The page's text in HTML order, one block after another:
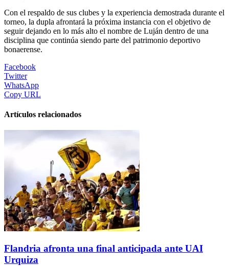
Con el respaldo de sus clubes y la experiencia demostrada durante el
torneo, la dupla afrontará la próxima instancia con el objetivo de
seguir dejando en lo más alto el nombre de Luján dentro de una
disciplina que continúa siendo parte del patrimonio deportivo
bonaerense.
Facebook
Twitter
WhatsApp
Copy URL
Artículos relacionados
Flandria afronta una final anticipada ante UAI
Urquiza